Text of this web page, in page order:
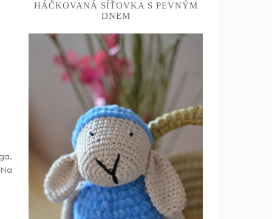
HÁČKOVANÁ SÍŤOVKA S PEVNÝM
DNEM